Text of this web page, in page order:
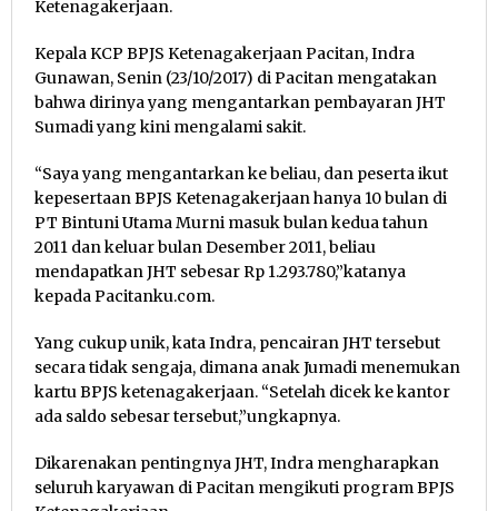
Ketenagakerjaan.
Kepala KCP BPJS Ketenagakerjaan Pacitan, Indra
Gunawan, Senin (23/10/2017) di Pacitan mengatakan
bahwa dirinya yang mengantarkan pembayaran JHT
Sumadi yang kini mengalami sakit.
“Saya yang mengantarkan ke beliau, dan peserta ikut
kepesertaan BPJS Ketenagakerjaan hanya 10 bulan di
PT Bintuni Utama Murni masuk bulan kedua tahun
2011 dan keluar bulan Desember 2011, beliau
mendapatkan JHT sebesar Rp 1.293.780,”katanya
kepada Pacitanku.com.
Yang cukup unik, kata Indra, pencairan JHT tersebut
secara tidak sengaja, dimana anak Jumadi menemukan
kartu BPJS ketenagakerjaan. “Setelah dicek ke kantor
ada saldo sebesar tersebut,”ungkapnya.
Dikarenakan pentingnya JHT, Indra mengharapkan
seluruh karyawan di Pacitan mengikuti program BPJS